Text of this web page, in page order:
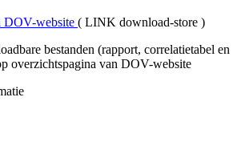
DOV-website ( LINK download-store )
bestanden (rapport, correlatietabel en
overzichtspagina van DOV-website